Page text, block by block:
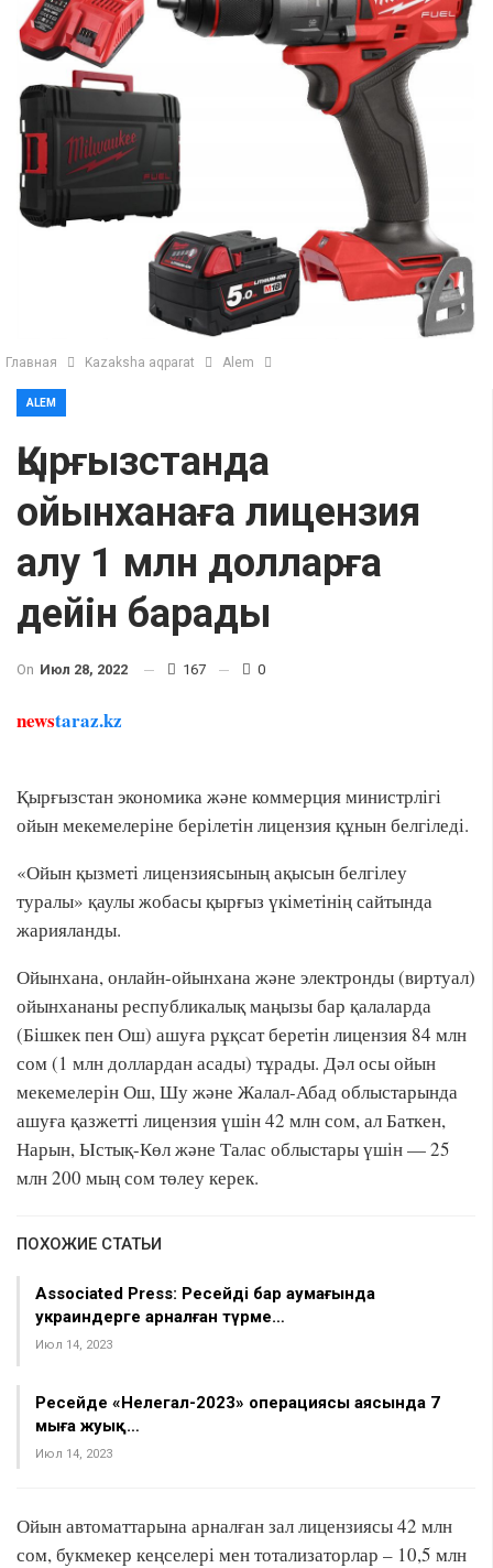
Главная Kazaksha aqparat Alem
ALEM
Қырғызстанда
ойынханаға лицензия
алу 1 млн долларға
дейін барады
On Июл 28, 2022 167 0
newstaraz.kz
Қырғызстан экономика және коммерция министрлігі
ойын мекемелеріне берілетін лицензия құнын белгіледі.
«Ойын қызметі лицензиясының ақысын белгілеу
туралы» қаулы жобасы қырғыз үкіметінің сайтында
жарияланды.
Ойынхана, онлайн-ойынхана және электронды (виртуал)
ойынхананы республикалық маңызы бар қалаларда
(Бішкек пен Ош) ашуға рұқсат беретін лицензия 84 млн
сом (1 млн доллардан асады) тұрады. Дәл осы ойын
мекемелерін Ош, Шу және Жалал-Абад облыстарында
ашуға қазжетті лицензия үшін 42 млн сом, ал Баткен,
Нарын, Ыстық-Көл және Талас облыстары үшін — 25
млн 200 мың сом төлеу керек.
ПОХОЖИЕ СТАТЬИ
Associated Press: Ресейдің бар аумағында
украиндерге арналған түрме…
Июл 14, 2023
Ресейде «Нелегал-2023» операциясы аясында 7
мыңға жуық…
Июл 14, 2023
Ойын автоматтарына арналған зал лицензиясы 42 млн
сом, букмекер кеңселері мен тотализаторлар – 10,5 млн